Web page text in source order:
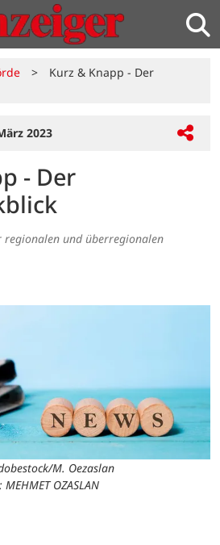
>
Kurz & Knapp - Der
2023
- Der
regionalen und überregionalen
M. Oezaslan
MEHMET OZASLAN